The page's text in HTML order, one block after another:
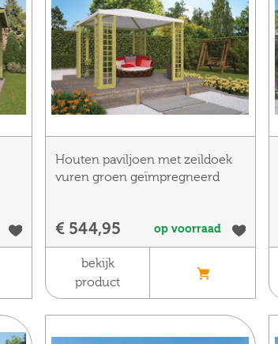
Houten paviljoen met zeildoek
vuren groen geïmpregneerd
€ 544,95 op voorraad
bekijk
product